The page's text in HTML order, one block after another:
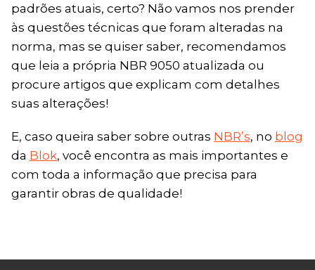
padrões atuais, certo? Não vamos nos prender
às questões técnicas que foram alteradas na
norma, mas se quiser saber, recomendamos
que leia a própria NBR 9050 atualizada ou
procure artigos que explicam com detalhes
suas alterações!
E, caso queira saber sobre outras NBR’s, no blog
da Blok, você encontra as mais importantes e
com toda a informação que precisa para
garantir obras de qualidade!